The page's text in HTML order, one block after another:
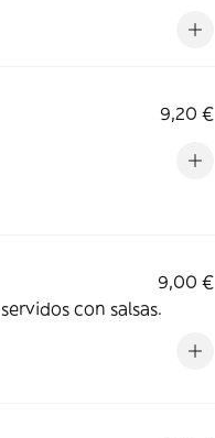
9,20 €
9,00 €
con salsas.